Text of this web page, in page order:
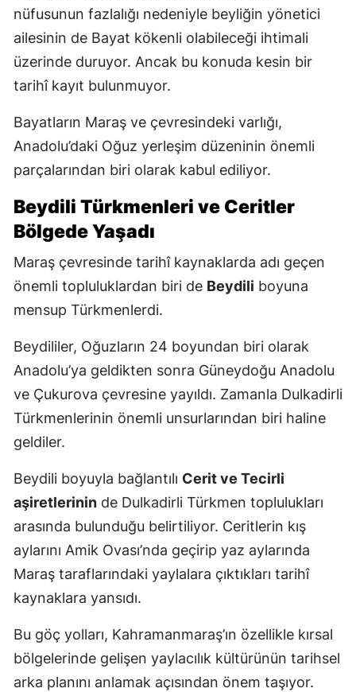
nüfusunun fazlalığı nedeniyle beyliğin yönetici
ailesinin de Bayat kökenli olabileceği ihtimali
üzerinde duruyor. Ancak bu konuda kesin bir
tarihî kayıt bulunmuyor.
Bayatların Maraş ve çevresindeki varlığı,
Anadolu’daki Oğuz yerleşim düzeninin önemli
parçalarından biri olarak kabul ediliyor.
Beydili Türkmenleri ve Ceritler
Bölgede Yaşadı
Maraş çevresinde tarihî kaynaklarda adı geçen
önemli topluluklardan biri de Beydili boyuna
mensup Türkmenlerdi.
Beydililer, Oğuzların 24 boyundan biri olarak
Anadolu’ya geldikten sonra Güneydoğu Anadolu
ve Çukurova çevresine yayıldı. Zamanla Dulkadirli
Türkmenlerinin önemli unsurlarından biri haline
geldiler.
Beydili boyuyla bağlantılı Cerit ve Tecirli
aşiretlerinin de Dulkadirli Türkmen toplulukları
arasında bulunduğu belirtiliyor. Ceritlerin kış
aylarını Amik Ovası’nda geçirip yaz aylarında
Maraş taraflarındaki yaylalara çıktıkları tarihî
kaynaklara yansıdı.
Bu göç yolları, Kahramanmaraş’ın özellikle kırsal
bölgelerinde gelişen yaylacılık kültürünün tarihsel
arka planını anlamak açısından önem taşıyor.